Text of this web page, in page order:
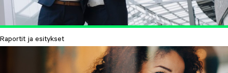
Raportit ja esitykset